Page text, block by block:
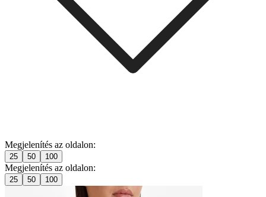
Megjelenítés az oldalon:
25 50 100
Megjelenítés az oldalon:
25 50 100